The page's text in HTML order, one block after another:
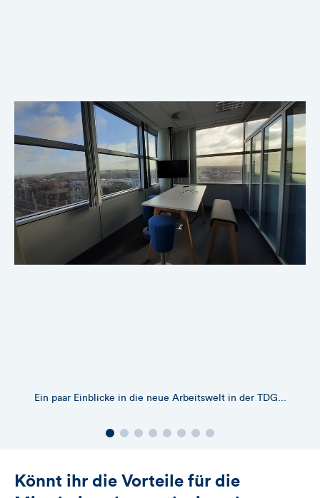
Ein paar Einblicke in die neue Arbeitswelt in der TDG...
Könnt ihr die Vorteile für die